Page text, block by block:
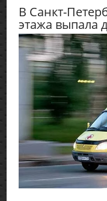
В Санкт-
этажа выпала